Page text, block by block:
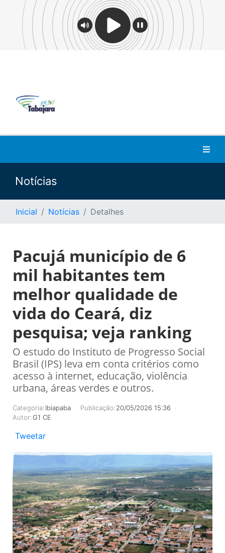
Notícias
Inicial Notícias Detalhes
Pacujá município de 6
mil habitantes tem
melhor qualidade de
vida do Ceará, diz
pesquisa; veja ranking
O estudo do Instituto de Progresso Social
Brasil (IPS) leva em conta critérios como
acesso à internet, educação, violência
urbana, áreas verdes e outros.
Categoria: Ibiapaba Publicação: 20/05/2026 15:36
Autor:G1 CE
Tweetar